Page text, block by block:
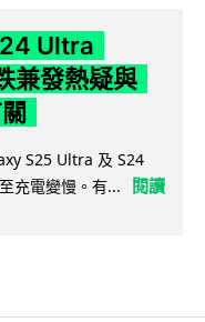
Ultra
兼發熱疑與
S25 Ultra 及 S24
充電變慢。有...
閱讀